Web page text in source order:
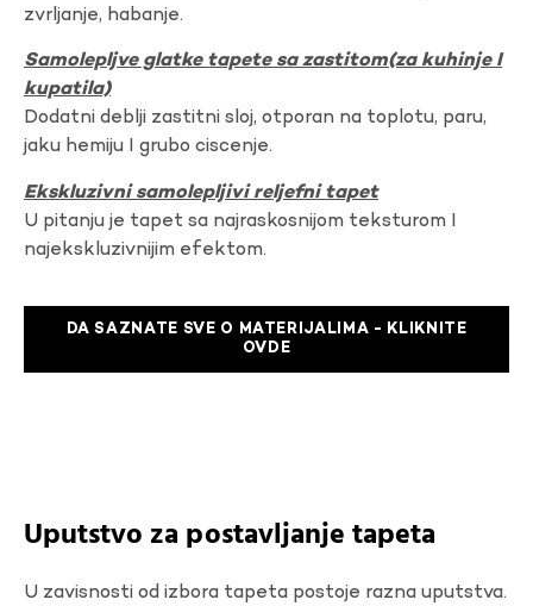
zvrljanje, habanje.
Samolepljve glatke tapete sa zastitom(za kuhinje I
kupatila)
Dodatni deblji zastitni sloj, otporan na toplotu, paru,
jaku hemiju I grubo ciscenje.
Ekskluzivni samolepljivi reljefni tapet
U pitanju je tapet sa najraskosnijom teksturom I
najekskluzivnijim efektom.
DA SAZNATE SVE O MATERIJALIMA - KLIKNITE
OVDE
Uputstvo za postavljanje tapeta
U zavisnosti od izbora tapeta postoje razna uputstva.